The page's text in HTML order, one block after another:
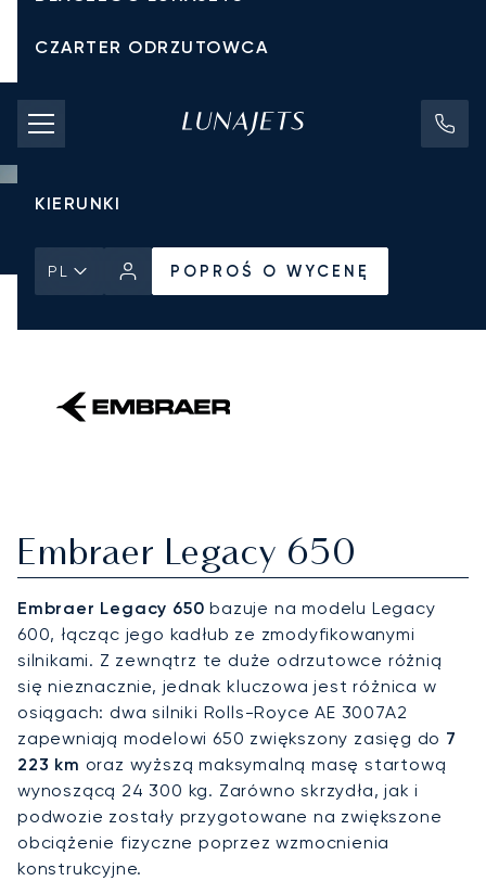
CZARTER ODRZUTOWCA
KOSZTY CZARTERU
PRYWATNE ODRZUTOWCE
KIERUNKI
PL POPROŚ O WYCENĘ
Embraer Legacy 650
Embraer Legacy 650 bazuje na modelu Legacy
600, łącząc jego kadłub ze zmodyfikowanymi
silnikami. Z zewnątrz te duże odrzutowce różnią
się nieznacznie, jednak kluczowa jest różnica w
osiągach: dwa silniki Rolls-Royce AE 3007A2
zapewniają modelowi 650 zwiększony zasięg do 7
223 km oraz wyższą maksymalną masę startową
wynoszącą 24 300 kg. Zarówno skrzydła, jak i
podwozie zostały przygotowane na zwiększone
obciążenie fizyczne poprzez wzmocnienia
konstrukcyjne.